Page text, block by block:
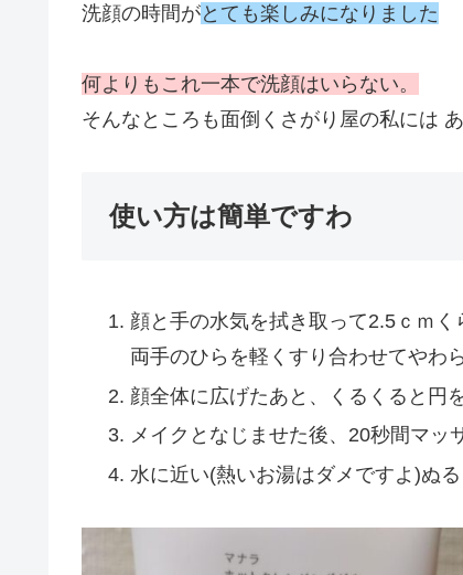
洗顔の時間がとても楽しみになりました
何よりもこれ一本で洗顔はいらない。
そんなところも面倒くさがり屋の私には あ
使い方は簡単ですわ
顔と手の水気を拭き取って2.5ｃｍく
両手のひらを軽くすり合わせてやわ
顔全体に広げたあと、くるくると円
メイクとなじませた後、20秒間マッ
水に近い(熱いお湯はダメですよ)ぬ